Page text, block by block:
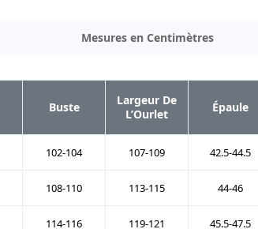
Mesures en Centimètres
Buste
Largeur De
L’Ourlet
Épaule
102-104 107-109 42.5-44.5
108-110 113-115 44-46
114-116 119-121 45.5-47.5